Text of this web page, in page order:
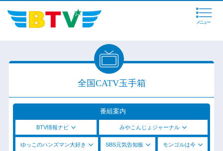
メニュー
全国CATV玉手箱
番組案内
BTV情報ナビ みやこんじょジャーナル
ゆっこのハンズマン大好き SBS元気告知板 モンゴルは今